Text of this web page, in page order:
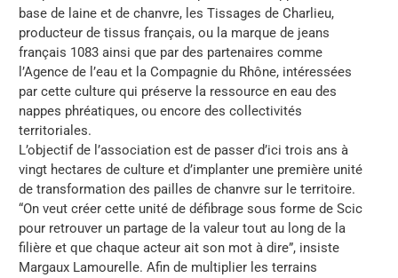
base de laine et de chanvre, les Tissages de Charlieu,
producteur de tissus français, ou la marque de jeans
français 1083 ainsi que par des partenaires comme
l’Agence de l’eau et la Compagnie du Rhône, intéressées
par cette culture qui préserve la ressource en eau des
nappes phréatiques, ou encore des collectivités
territoriales.
L’objectif de l’association est de passer d’ici trois ans à
vingt hectares de culture et d’implanter une première unité
de transformation des pailles de chanvre sur le territoire.
“On veut créer cette unité de défibrage sous forme de Scic
pour retrouver un partage de la valeur tout au long de la
filière et que chaque acteur ait son mot à dire”, insiste
Margaux Lamourelle. Afin de multiplier les terrains